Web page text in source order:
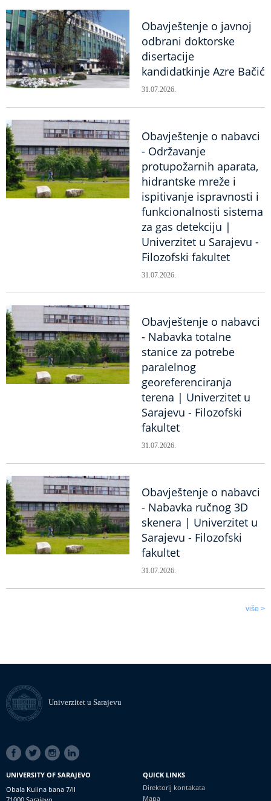
Obavještenje o javnoj
odbrani doktorske
disertacije
kandidatkinje Azre Bačić
31.07.2026.
Obavještenje o nabavci
- Održavanje
protupožarnih aparata,
hidrantske mreže i
ispitivanje ispravnosti i
funkcionalnosti sistema
za gas detekciju |
Univerzitet u Sarajevu -
Filozofski fakultet
31.07.2026.
Obavještenje o nabavci
- Nabavka totalne
stanice za potrebe
paralelnog
georeferenciranja
terena | Univerzitet u
Sarajevu - Filozofski
fakultet
31.07.2026.
Obavještenje o nabavci
- Nabavka ručnog 3D
skenera | Univerzitet u
Sarajevu - Filozofski
fakultet
31.07.2026.
više >
Univerzitet u Sarajevu
SOCIAL
LINKS
UNIVERSITY OF SARAJEVO
Obala Kulina bana 7/II
QUICK LINKS
Direktorij kontakata
Mapa